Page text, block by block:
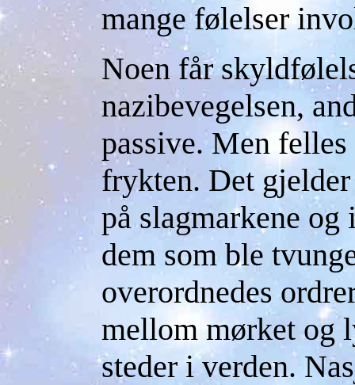
mange følelser
Noen får
nazibevegelsen,
passive. Men
frykten. Det
på slagmarkene og
dem som ble
overordnedes
mellom mørket og
steder i verden.